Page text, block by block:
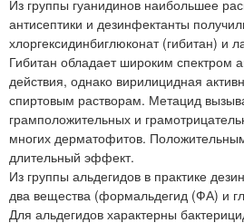
Из группы гуанидинов наибольшее
антисептики и дезинфектанты
хлоргексидинбиглюконат (гибитан) и
Гибитан обладает широким спектром
действия, однако вирилицидная
спиртовым растворам. Метацид
грамположительных и
многих дерматофитов.
длительный эффект.
Из группы альдегидов в практике
два вещества (формальдегид (ФА) и
Для альдегидов характерны